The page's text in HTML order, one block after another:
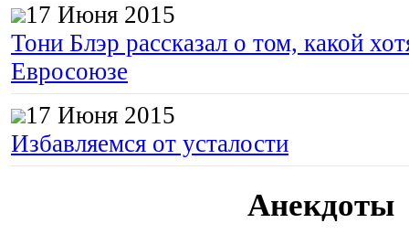
17 Июня 2015
Тони Блэр рассказал о том, какой
Евросоюзе
17 Июня 2015
Избавляемся от усталости
Анекдоты